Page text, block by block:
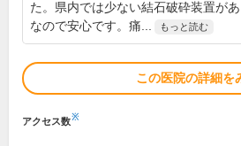
た。県内では少ない結石破砕装置が
なので安心です。痛...
もっと読む
この医院の詳細を
アクセス数※